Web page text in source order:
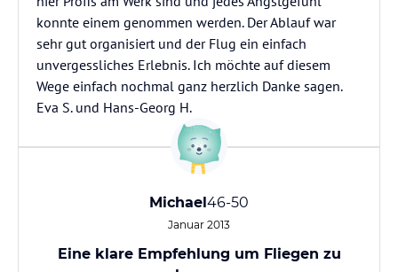
konnte einem genommen werden. Der Ablauf war
sehr gut organisiert und der Flug ein einfach
unvergessliches Erlebnis. Ich möchte auf diesem
Wege einfach nochmal ganz herzlich Danke sagen.
Eva S. und Hans-Georg H.
Michael46-50
Januar 2013
Eine klare Empfehlung um Fliegen zu